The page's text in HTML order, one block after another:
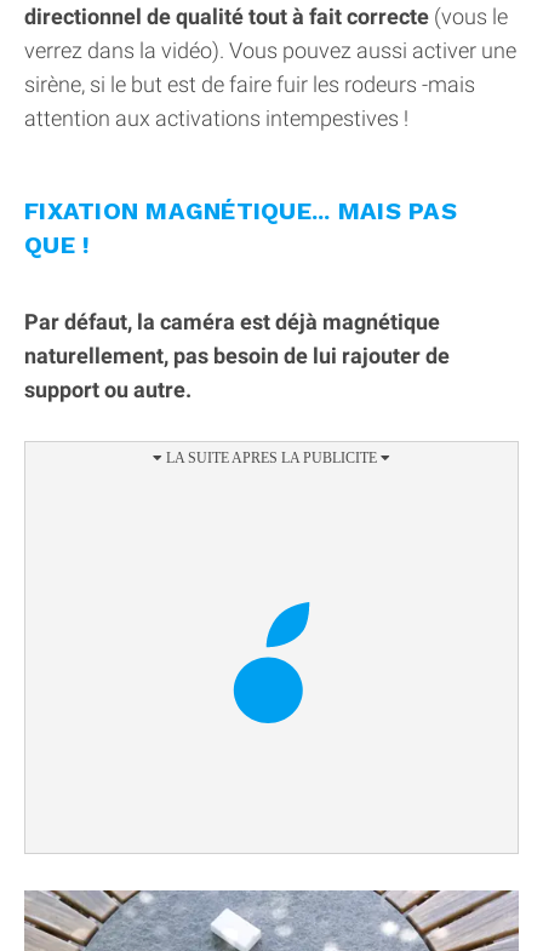
directionnel de qualité tout à fait correcte (vous le
verrez dans la vidéo). Vous pouvez aussi activer une
sirène, si le but est de faire fuir les rodeurs -mais
attention aux activations intempestives !
FIXATION MAGNÉTIQUE... MAIS PAS
QUE !
Par défaut, la caméra est déjà magnétique
naturellement, pas besoin de lui rajouter de
support ou autre.